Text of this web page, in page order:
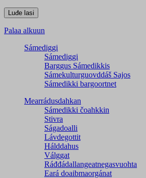
Palaa alkuun
Sámediggi
Sámediggi
Barggus Sámedikkis
Sámekulturguovddáš Sajos
Sámedikki bargoortnet
Mearrádusdahkan
Sámedikki čoahkkin
Stivra
Ságadoalli
Lávdegottit
Hálddahus
Válggat
Ráđđádallangeatnegas­vuohta
Eará doaibmaorgánat